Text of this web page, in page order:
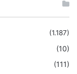
(1.187)
(10)
(111)